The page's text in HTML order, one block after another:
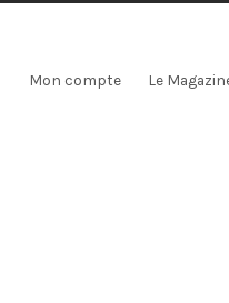
Mon compte Le